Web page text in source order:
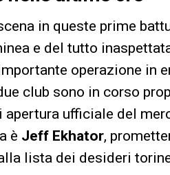
in queste prime
e del tutto
operazione in
club sono in corso
apertura ufficiale del
è Jeff Ekhator,
lista dei desideri